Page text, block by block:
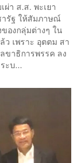
า ส.ส. พะเยา
รัฐ ให้สัมภาษณ์
องกลุ่มต่างๆ ใน
ว เพราะ อุตตม สา
ขาธิการพรรค ลง
ะบ...